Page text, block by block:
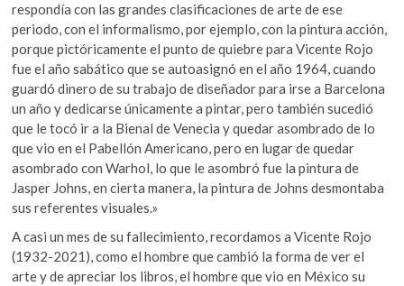
respondía con las grandes clasificaciones de arte de ese
periodo, con el informalismo, por ejemplo, con la pintura acción,
porque pictóricamente el punto de quiebre para Vicente Rojo
fue el año sabático que se autoasignó en el año 1964, cuando
guardó dinero de su trabajo de diseñador para irse a Barcelona
un año y dedicarse únicamente a pintar, pero también sucedió
que le tocó ir a la Bienal de Venecia y quedar asombrado de lo
que vio en el Pabellón Americano, pero en lugar de quedar
asombrado con Warhol, lo que le asombró fue la pintura de
Jasper Johns, en cierta manera, la pintura de Johns desmontaba
sus referentes visuales.»
A casi un mes de su fallecimiento, recordamos a Vicente Rojo
(1932-2021), como el hombre que cambió la forma de ver el
arte y de apreciar los libros, el hombre que vio en México su